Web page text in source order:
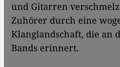
und Gitarren
Zuhörer durch eine
Klanglandschaft, die an
Bands erinnert.